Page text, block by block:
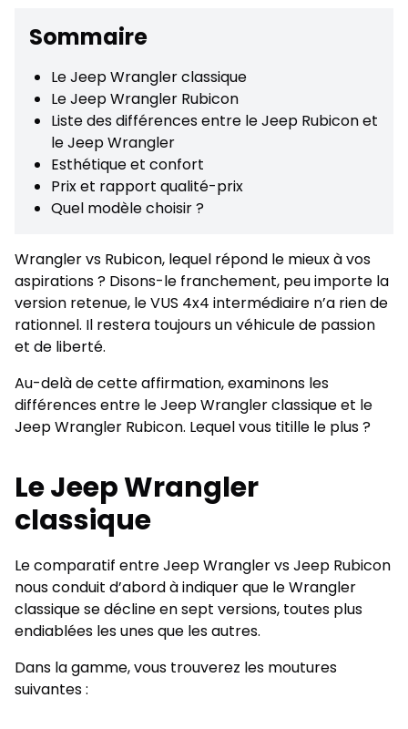
Sommaire
Le Jeep Wrangler classique
Le Jeep Wrangler Rubicon
Liste des différences entre le Jeep Rubicon et
le Jeep Wrangler
Esthétique et confort
Prix et rapport qualité-prix
Quel modèle choisir ?
Wrangler vs Rubicon, lequel répond le mieux à vos
aspirations ? Disons-le franchement, peu importe la
version retenue, le VUS 4x4 intermédiaire n’a rien de
rationnel. Il restera toujours un véhicule de passion
et de liberté.
Au-delà de cette affirmation, examinons les
différences entre le Jeep Wrangler classique et le
Jeep Wrangler Rubicon. Lequel vous titille le plus ?
Le Jeep Wrangler
classique
Le comparatif entre Jeep Wrangler vs Jeep Rubicon
nous conduit d’abord à indiquer que le Wrangler
classique se décline en sept versions, toutes plus
endiablées les unes que les autres.
Dans la gamme, vous trouverez les moutures
suivantes :